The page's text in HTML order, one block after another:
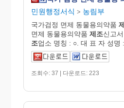
민원행정서식 > 농림부
국가검정 면제 동물용의약품
면제 동물용의약품 제조신고서
조업소 명칭 : ○. 대 표 자 성명 :
조회수: 37 | 다운로드: 223